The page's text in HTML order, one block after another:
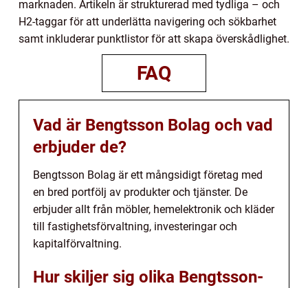
marknaden. Artikeln är strukturerad med tydliga – och
H2-taggar för att underlätta navigering och sökbarhet
samt inkluderar punktlistor för att skapa överskådlighet.
FAQ
Vad är Bengtsson Bolag och vad
erbjuder de?
Bengtsson Bolag är ett mångsidigt företag med
en bred portfölj av produkter och tjänster. De
erbjuder allt från möbler, hemelektronik och kläder
till fastighetsförvaltning, investeringar och
kapitalförvaltning.
Hur skiljer sig olika Bengtsson-